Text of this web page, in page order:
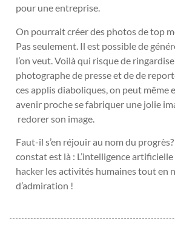
pour une entreprise.
On pourrait créer des photos de top
Pas seulement. Il est possible de
l’on veut. Voilà qui risque de
photographe de presse et de de
ces applis diaboliques, on peut même
avenir proche se fabriquer une jolie
redorer son image.
Faut-il s’en réjouir au nom du
constat est là : L’intelligence artificielle
hacker les activités humaines tout en
d’admiration !